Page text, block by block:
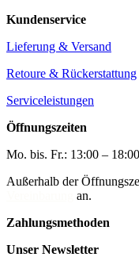
Kundenservice
Lieferung & Versand
Retoure & Rückerstattung
Serviceleistungen
Öffnungszeiten
Mo. bis. Fr.: 13:00 –
Außerhalb der
an.
Zahlungsmethoden
Unser Newsletter